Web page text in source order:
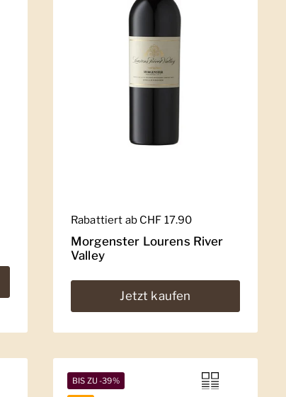
Regulärer Preis
Rabattiert ab CHF 17.90
Morgenster Lourens River
Valley
Jetzt kaufen
BIS ZU -39%